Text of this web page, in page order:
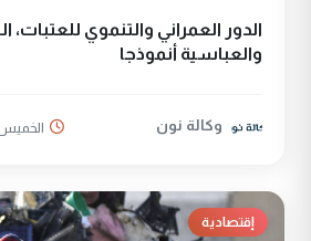
الدور العمراني والتنموي للعتبات،
والعباسية أنموذجا
وكالة نون الخميس 13 شباط
إقتصادية